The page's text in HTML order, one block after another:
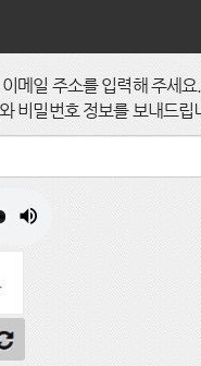
메일 주소를 입력해 주세요.
비밀번호 정보를 보내드립